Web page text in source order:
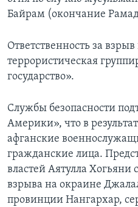
Байрам (окончание
Ответственность за взрыв
террористическая
государство».
Службы безопасности
Америки», что в
афганские
гражданские лица.
властей Аятулла Хогьяни
взрыва на окраине
провинции Нангархар,